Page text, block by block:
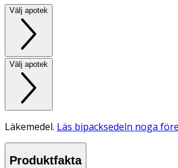
Välj apotek
Välj apotek
Läkemedel. Läs bipacksedeln noga
Produktfakta